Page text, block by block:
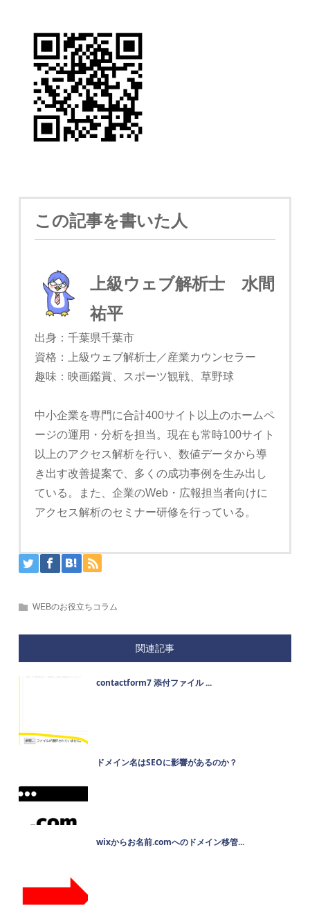
この記事を書いた人
上級ウェブ解析士 水間
祐平
出身：千葉県千葉市
資格：上級ウェブ解析士／産業カウンセラー
趣味：映画鑑賞、スポーツ観戦、草野球
中小企業を専門に合計400サイト以上のホームペ
ージの運用・分析を担当。現在も常時100サイト
以上のアクセス解析を行い、数値データから導
き出す改善提案で、多くの成功事例を生み出し
ている。また、企業のWeb・広報担当者向けに
アクセス解析のセミナー研修を行っている。
WEBのお役立ちコラム
関連記事
contactform7 添付ファイル ...
ドメイン名はSEOに影響があるのか？
wixからお名前.comへのドメイン移管...